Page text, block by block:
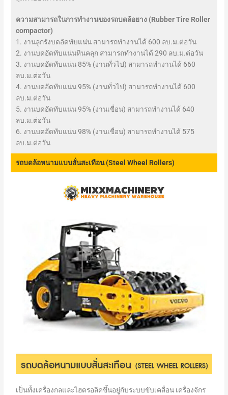
ความสามารถในการทำงานของรถบดล้อยาง (Rubber Tire Roller
compactor)
1. งานลูกรังบดอัดทับแน่น สามารถทำงานได้ 600 ลบ.ม.ต่อวัน
2. งานบดอัดทับแน่นหินคลุก สามารถทำงานได้ 290 ลบ.ม.ต่อวัน
3. งานบดอัดทับแน่น 85% (งานทั่วไป) สามารถทำงานได้ 660
ลบ.ม.ต่อวัน
4. งานบดอัดทับแน่น 95% (งานทั่วไป) สามารถทำงานได้ 600
ลบ.ม.ต่อวัน
5. งานบดอัดทับแน่น 95% (งานเขื่อน) สามารถทำงานได้ 640
ลบ.ม.ต่อวัน
6. งานบดอัดทับแน่น 98% (งานเขื่อน) สามารถทำงานได้ 575
ลบ.ม.ต่อวัน
รถบดล้อหนามแบบสั่นสะเทือน (Steel Wheel Rollers)
เป็นทั้งเครื่องกลและไฮดรอลิคขึ้นอยู่กับระบบขับเคลื่อน เครื่องจักร